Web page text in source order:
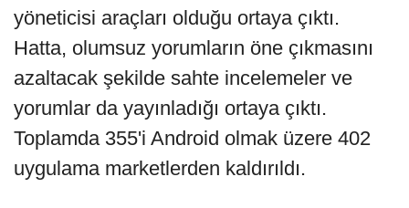
yöneticisi araçları olduğu ortaya çıktı.
Hatta, olumsuz yorumların öne çıkmasını
azaltacak şekilde sahte incelemeler ve
yorumlar da yayınladığı ortaya çıktı.
Toplamda 355'i Android olmak üzere 402
uygulama marketlerden kaldırıldı.